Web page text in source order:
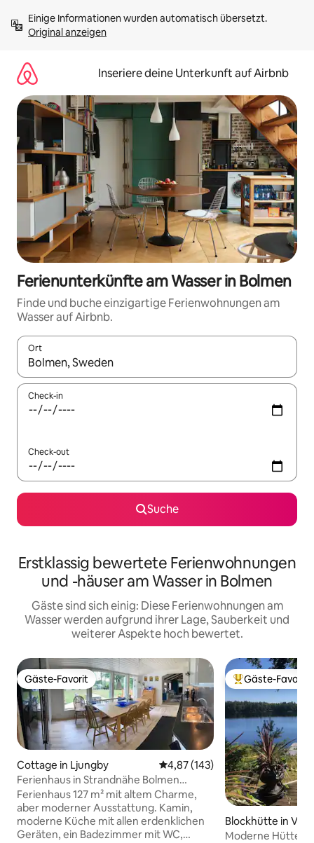
Inhalten
springenOriginal anzeigen
Inseriere deine Unterkunft auf Airbnb
Ferienunterkünfte am Wasser in Bolmen
Finde und buche einzigartige Ferienwohnungen am
Wasser auf Airbnb.
Ort
Wenn Ergebnisse verfügbar sind, navigiere mit den
Check-in
Check-out
Suche
Erstklassig bewertete Ferienwohnungen
und -häuser am Wasser in Bolmen
Gäste sind sich einig: Diese Ferienwohnungen am
Wasser werden aufgrund ihrer Lage, Sauberkeit und
weiterer Aspekte hoch bewertet.
Gäste-Favorit
Gäste-Favorit
Cottage in Ljungby Durchschnittliche Bewertung:
4,87 (143)
Ferienhaus in Strandnähe Bolmen
Angeln Schwimmen
Ferienhaus 127 m² mit altem Charme,
aber moderner Ausstattung. Kamin,
moderne Küche mit allen erdenklichen
Geräten, ein Badezimmer mit WC,
Beliebter Gäste-
Gäste-Favorit
Blockhütte in
Moderne Hütte